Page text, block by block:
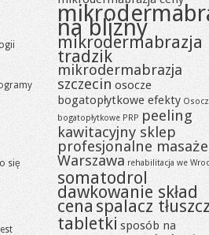
się
na blizny
mikrodermabrazja
tradzik
mikrodermabrazja
szczecin osocze
bogatopłytkowe efekty
bogatopłytkowe PRP peeling
kawitacyjny sklep
profesjonalne masaże
Warszawa rehabilitacja we
somatodrol
dawkowanie skład
cena spalacz
tabletki sposób na